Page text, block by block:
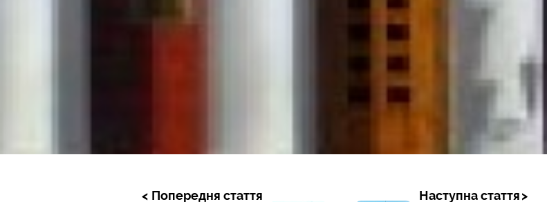
Попередня стаття Наступна стаття